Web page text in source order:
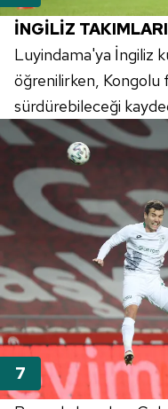
İNGİLİZ
Luyindama'ya İngiliz
öğrenilirken,
sürdürebileceği